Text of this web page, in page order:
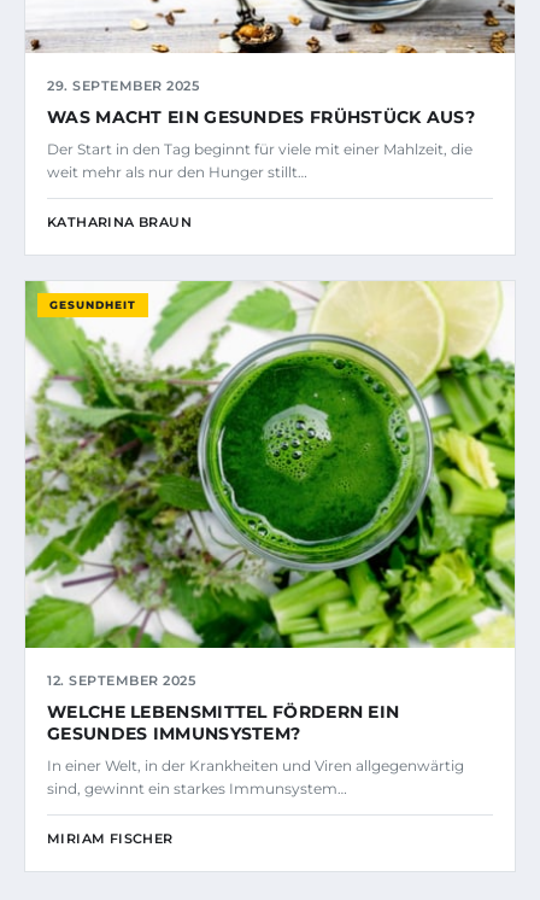
29. SEPTEMBER 2025
WAS MACHT EIN GESUNDES FRÜHSTÜCK AUS?
Der Start in den Tag beginnt für viele mit einer Mahlzeit, die
weit mehr als nur den Hunger stillt…
KATHARINA BRAUN
GESUNDHEIT
12. SEPTEMBER 2025
WELCHE LEBENSMITTEL FÖRDERN EIN
GESUNDES IMMUNSYSTEM?
In einer Welt, in der Krankheiten und Viren allgegenwärtig
sind, gewinnt ein starkes Immunsystem…
MIRIAM FISCHER